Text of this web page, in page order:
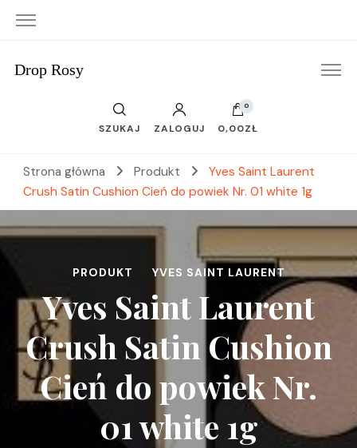
Drop Rosy
SZUKAJ ZALOGUJ
0
0,00ZŁ
Strona główna Produkt
Yves Saint Laurent
Crush Satin Cushion Cień do powiek Nr. 01 white 1g
PRODUKT YVES SAINT LAURENT
Yves Saint Laurent
Crush Satin Cushion
Cień do powiek Nr.
01 white 1g